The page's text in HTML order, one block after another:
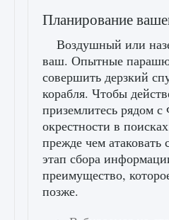
Планирование
Воздушный или
ваш. Опытные
совершить дерзкий
корабля. Чтобы
приземлитесь рядом
окрестности в
прежде чем
этап сбора
преимущество,
позже.